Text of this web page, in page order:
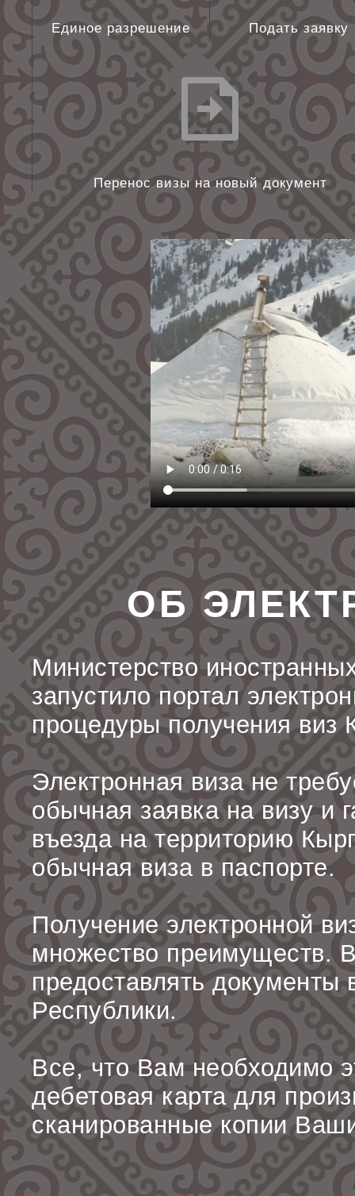
Единое разрешение Подать заявку
Перенос визы на новый документ
ОБ
Министерство
запустило портал
процедуры получения виз
Электронная виза не
обычная заявка на визу и
въезда на территорию
обычная виза в паспорте.
Получение электронной
множество преимуществ.
предоставлять документы
Республики.
Все, что Вам необходимо
дебетовая карта для
сканированные копии